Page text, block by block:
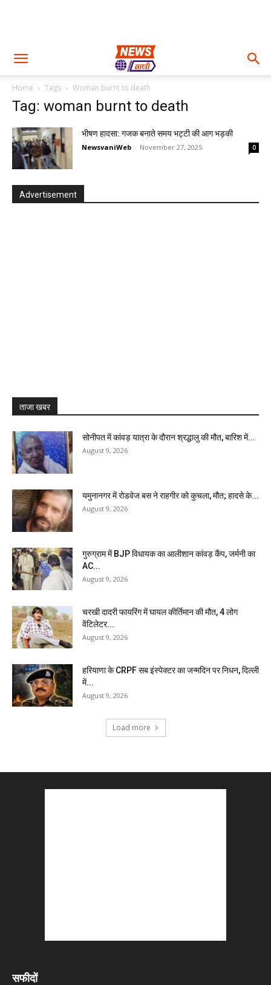
Home Tags Woman burnt to death
Tag: woman burnt to death
भीषण हादसा: गजक बनाते समय भट्टी की आग भड़की
NewsvaniWeb - November 27, 2025 0
Advertisement
ताजा खबर
सोनीपत में कांवड़ यात्रा के दौरान श्रद्धालु की मौत, बारिश में...
August 9, 2026
यमुनानगर में रोडवेज बस ने राहगीर को कुचला, मौत; हादसे के...
August 9, 2026
गुरुग्राम में BJP विधायक का आलीशान कांवड़ कैंप, जर्मनी का
AC...
August 9, 2026
चरखी दादरी फायरिंग में घायल कीर्तिमान की मौत, 4 लोग
वेंटिलेटर...
August 9, 2026
हरियाणा के CRPF सब इंस्पेक्टर का जन्मदिन पर निधन, दिल्ली
में...
August 9, 2026
Load more
सफीदों